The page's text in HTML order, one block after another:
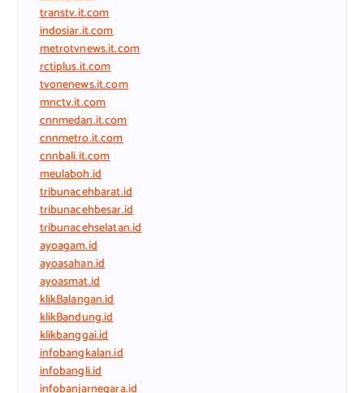
transtv.it.com
indosiar.it.com
metrotvnews.it.com
rctiplus.it.com
tvonenews.it.com
mnctv.it.com
cnnmedan.it.com
cnnmetro.it.com
cnnbali.it.com
meulaboh.id
tribunacehbarat.id
tribunacehbesar.id
tribunacehselatan.id
ayoagam.id
ayoasahan.id
ayoasmat.id
klikBalangan.id
klikBandung.id
klikbanggai.id
infobangkalan.id
infobangli.id
infobanjarnegara.id